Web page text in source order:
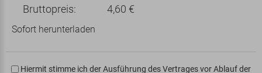
Bruttopreis:
4,60 €
Sofort herunterladen
Hiermit stimme ich der Ausführung des Vertrages vor Ablauf der